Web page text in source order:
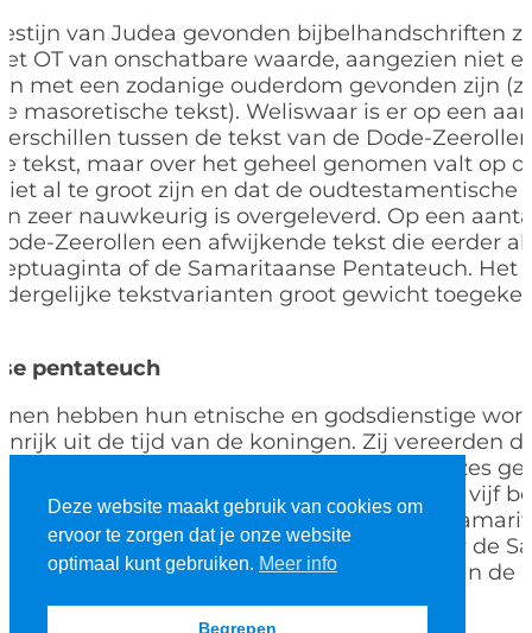
Deze website maakt gebruik van cookies om
ervoor te zorgen dat je onze website
optimaal kunt gebruiken. Meer info
Begrepen
van Judea gevonden bijbelhandschriften
OT van onschatbare waarde, aangezien niet
met een zodanige ouderdom gevonden zijn
masoretische tekst). Weliswaar is er op een
tussen de tekst van de Dode-
tekst, maar over het geheel genomen valt op
al te groot zijn en dat de oudtestamentische
zeer nauwkeurig is overgeleverd. Op een
Zeerollen een afwijkende tekst die eerder
of de Samaritaanse Pentateuch. Het
dergelijke tekstvarianten groot gewicht
pentateuch
hebben hun etnische en godsdienstige
uit de tijd van de koningen. Zij vereerden
de God van Abraham, Isaak en Jakob. Mozes
en zij hielden zich strikt aan de Thora. De vijf
overigens de enige boeken die door de
erkend werden. De Thora zoals die door de
noemen we ‘Samaritaanse Pentateuch’ (in de